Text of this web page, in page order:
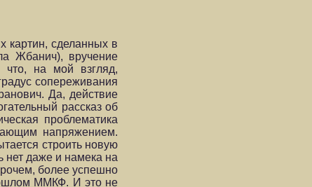
картин, сделанных в
Жбанич), вручение
что, на мой взгляд,
сопереживания
Да, действие
рассказ об
проблематика
напряжением.
строить новую
нет даже и намека на
более успешно
ММКФ. И это не